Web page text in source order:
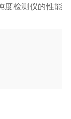
度检测仪的性能